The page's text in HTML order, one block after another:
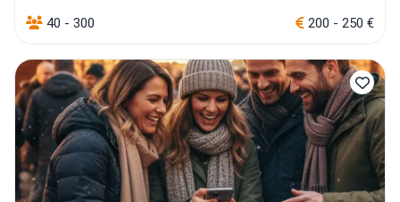
40 - 300 200 - 250 €